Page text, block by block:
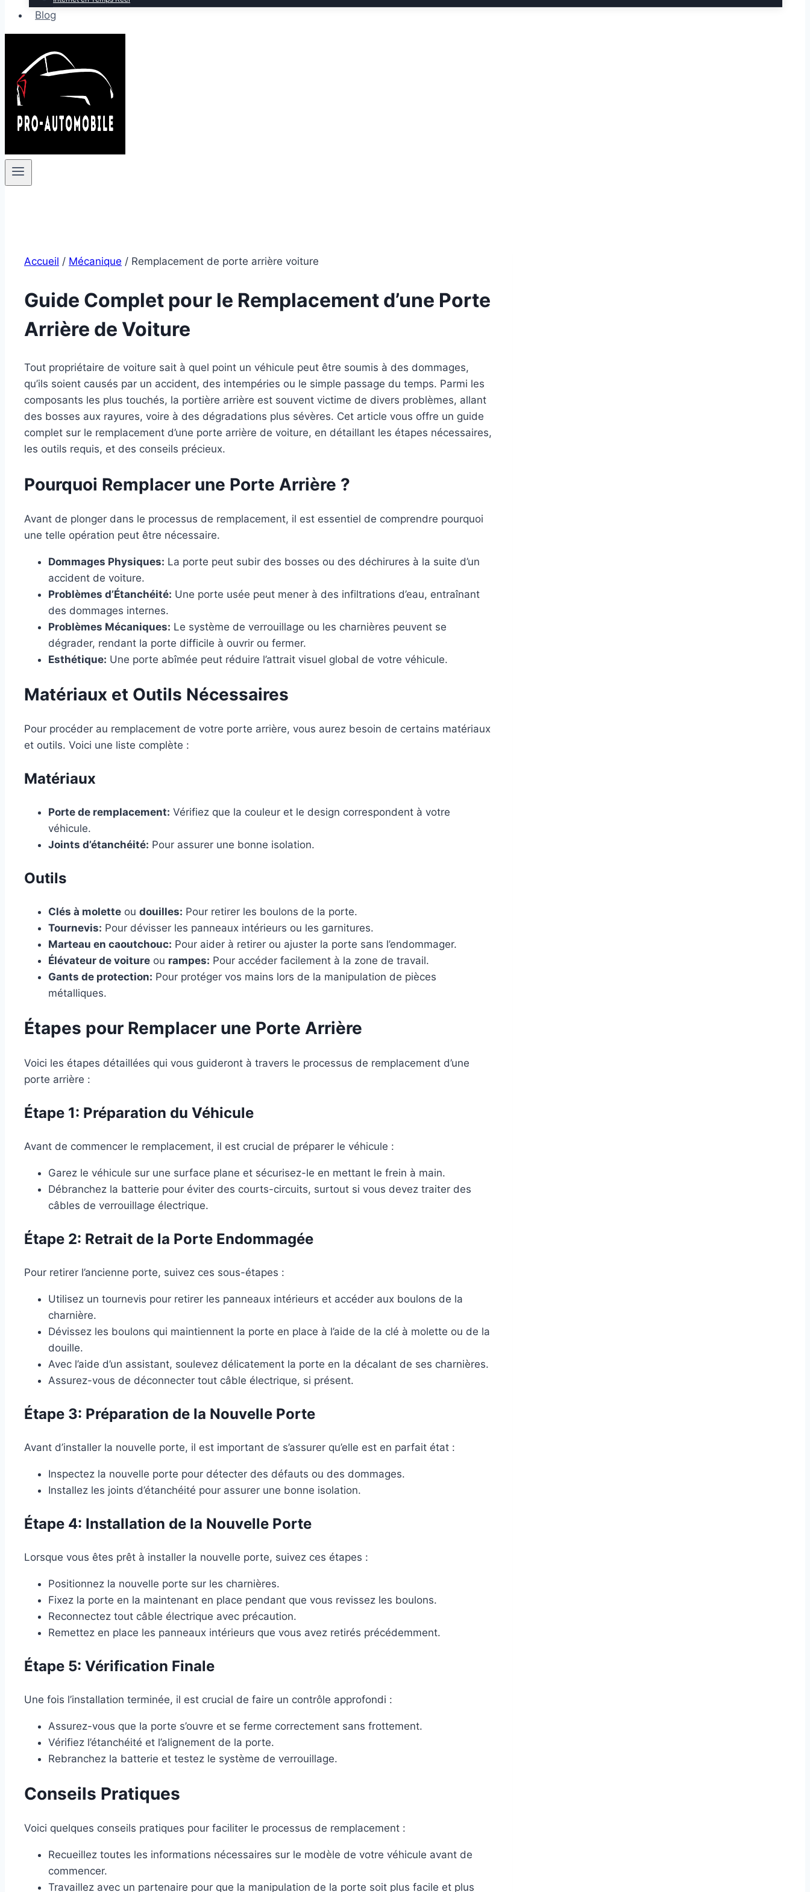
Blog
Accueil / Mécanique / Remplacement de porte arrière voiture
Guide Complet pour le Remplacement d’une Porte
Arrière de Voiture
Tout propriétaire de voiture sait à quel point un véhicule peut être soumis à des dommages,
qu’ils soient causés par un accident, des intempéries ou le simple passage du temps. Parmi les
composants les plus touchés, la portière arrière est souvent victime de divers problèmes, allant
des bosses aux rayures, voire à des dégradations plus sévères. Cet article vous offre un guide
complet sur le remplacement d’une porte arrière de voiture, en détaillant les étapes nécessaires,
les outils requis, et des conseils précieux.
Pourquoi Remplacer une Porte Arrière ?
Avant de plonger dans le processus de remplacement, il est essentiel de comprendre pourquoi
une telle opération peut être nécessaire.
Dommages Physiques: La porte peut subir des bosses ou des déchirures à la suite d’un
accident de voiture.
Problèmes d’Étanchéité: Une porte usée peut mener à des infiltrations d’eau, entraînant
des dommages internes.
Problèmes Mécaniques: Le système de verrouillage ou les charnières peuvent se
dégrader, rendant la porte difficile à ouvrir ou fermer.
Esthétique: Une porte abîmée peut réduire l’attrait visuel global de votre véhicule.
Matériaux et Outils Nécessaires
Pour procéder au remplacement de votre porte arrière, vous aurez besoin de certains matériaux
et outils. Voici une liste complète :
Matériaux
Porte de remplacement: Vérifiez que la couleur et le design correspondent à votre
véhicule.
Joints d’étanchéité: Pour assurer une bonne isolation.
Outils
Clés à molette ou douilles: Pour retirer les boulons de la porte.
Tournevis: Pour dévisser les panneaux intérieurs ou les garnitures.
Marteau en caoutchouc: Pour aider à retirer ou ajuster la porte sans l’endommager.
Élévateur de voiture ou rampes: Pour accéder facilement à la zone de travail.
Gants de protection: Pour protéger vos mains lors de la manipulation de pièces
métalliques.
Étapes pour Remplacer une Porte Arrière
Voici les étapes détaillées qui vous guideront à travers le processus de remplacement d’une
porte arrière :
Étape 1: Préparation du Véhicule
Avant de commencer le remplacement, il est crucial de préparer le véhicule :
Garez le véhicule sur une surface plane et sécurisez-le en mettant le frein à main.
Débranchez la batterie pour éviter des courts-circuits, surtout si vous devez traiter des
câbles de verrouillage électrique.
Étape 2: Retrait de la Porte Endommagée
Pour retirer l’ancienne porte, suivez ces sous-étapes :
Utilisez un tournevis pour retirer les panneaux intérieurs et accéder aux boulons de la
charnière.
Dévissez les boulons qui maintiennent la porte en place à l’aide de la clé à molette ou de la
douille.
Avec l’aide d’un assistant, soulevez délicatement la porte en la décalant de ses charnières.
Assurez-vous de déconnecter tout câble électrique, si présent.
Étape 3: Préparation de la Nouvelle Porte
Avant d’installer la nouvelle porte, il est important de s’assurer qu’elle est en parfait état :
Inspectez la nouvelle porte pour détecter des défauts ou des dommages.
Installez les joints d’étanchéité pour assurer une bonne isolation.
Étape 4: Installation de la Nouvelle Porte
Lorsque vous êtes prêt à installer la nouvelle porte, suivez ces étapes :
Positionnez la nouvelle porte sur les charnières.
Fixez la porte en la maintenant en place pendant que vous revissez les boulons.
Reconnectez tout câble électrique avec précaution.
Remettez en place les panneaux intérieurs que vous avez retirés précédemment.
Étape 5: Vérification Finale
Une fois l’installation terminée, il est crucial de faire un contrôle approfondi :
Assurez-vous que la porte s’ouvre et se ferme correctement sans frottement.
Vérifiez l’étanchéité et l’alignement de la porte.
Rebranchez la batterie et testez le système de verrouillage.
Conseils Pratiques
Voici quelques conseils pratiques pour faciliter le processus de remplacement :
Recueillez toutes les informations nécessaires sur le modèle de votre véhicule avant de
commencer.
Travaillez avec un partenaire pour que la manipulation de la porte soit plus facile et plus